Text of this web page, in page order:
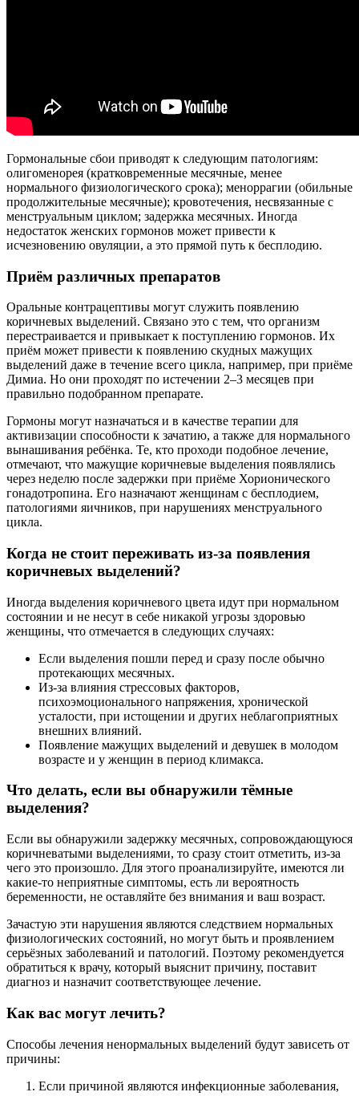
Гормональные сбои приводят к следующим патологиям:
олигоменорея (кратковременные месячные, менее
нормального физиологического срока); меноррагии (обильные
продолжительные месячные); кровотечения, несвязанные с
менструальным циклом; задержка месячных. Иногда
недостаток женских гормонов может привести к
исчезновению овуляции, а это прямой путь к бесплодию.
Приём различных препаратов
Оральные контрацептивы могут служить появлению
коричневых выделений. Связано это с тем, что организм
перестраивается и привыкает к поступлению гормонов. Их
приём может привести к появлению скудных мажущих
выделений даже в течение всего цикла, например, при приёме
Димиа. Но они проходят по истечении 2–3 месяцев при
правильно подобранном препарате.
Гормоны могут назначаться и в качестве терапии для
активизации способности к зачатию, а также для нормального
вынашивания ребёнка. Те, кто проходи подобное лечение,
отмечают, что мажущие коричневые выделения появлялись
через неделю после задержки при приёме Хорионического
гонадотропина. Его назначают женщинам с бесплодием,
патологиями яичников, при нарушениях менструального
цикла.
Когда не стоит переживать из-за появления
коричневых выделений?
Иногда выделения коричневого цвета идут при нормальном
состоянии и не несут в себе никакой угрозы здоровью
женщины, что отмечается в следующих случаях:
Если выделения пошли перед и сразу после обычно
протекающих месячных.
Из-за влияния стрессовых факторов,
психоэмоционального напряжения, хронической
усталости, при истощении и других неблагоприятных
внешних влияний.
Появление мажущих выделений и девушек в молодом
возрасте и у женщин в период климакса.
Что делать, если вы обнаружили тёмные
выделения?
Если вы обнаружили задержку месячных, сопровождающуюся
коричневатыми выделениями, то сразу стоит отметить, из-за
чего это произошло. Для этого проанализируйте, имеются ли
какие-то неприятные симптомы, есть ли вероятность
беременности, не оставляйте без внимания и ваш возраст.
Зачастую эти нарушения являются следствием нормальных
физиологических состояний, но могут быть и проявлением
серьёзных заболеваний и патологий. Поэтому рекомендуется
обратиться к врачу, который выяснит причину, поставит
диагноз и назначит соответствующее лечение.
Как вас могут лечить?
Способы лечения ненормальных выделений будут зависеть от
причины:
Если причиной являются инфекционные заболевания,